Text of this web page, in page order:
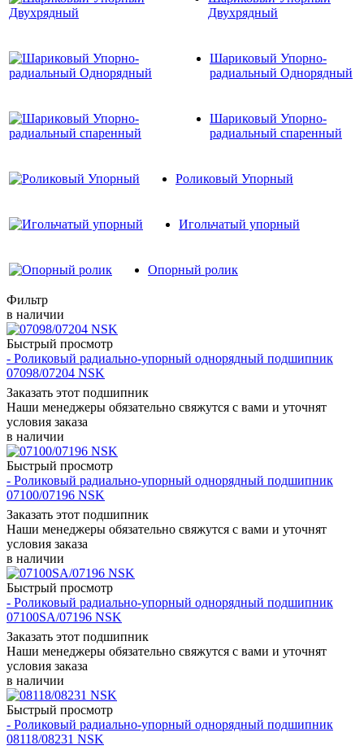
Двухрядный
Шариковый Упорно-
радиальный Однорядный
Шариковый Упорно-
радиальный спаренный
Роликовый Упорный
Игольчатый упорный
Опорный ролик
Фильтр
в наличии
Быстрый просмотр
- Роликовый радиально-упорный однорядный подшипник
07098/07204 NSK
Заказать этот подшипник
Наши менеджеры обязательно свяжутся с вами и уточнят
условия заказа
в наличии
Быстрый просмотр
- Роликовый радиально-упорный однорядный подшипник
07100/07196 NSK
Заказать этот подшипник
Наши менеджеры обязательно свяжутся с вами и уточнят
условия заказа
в наличии
Быстрый просмотр
- Роликовый радиально-упорный однорядный подшипник
07100SA/07196 NSK
Заказать этот подшипник
Наши менеджеры обязательно свяжутся с вами и уточнят
условия заказа
в наличии
Быстрый просмотр
- Роликовый радиально-упорный однорядный подшипник
08118/08231 NSK